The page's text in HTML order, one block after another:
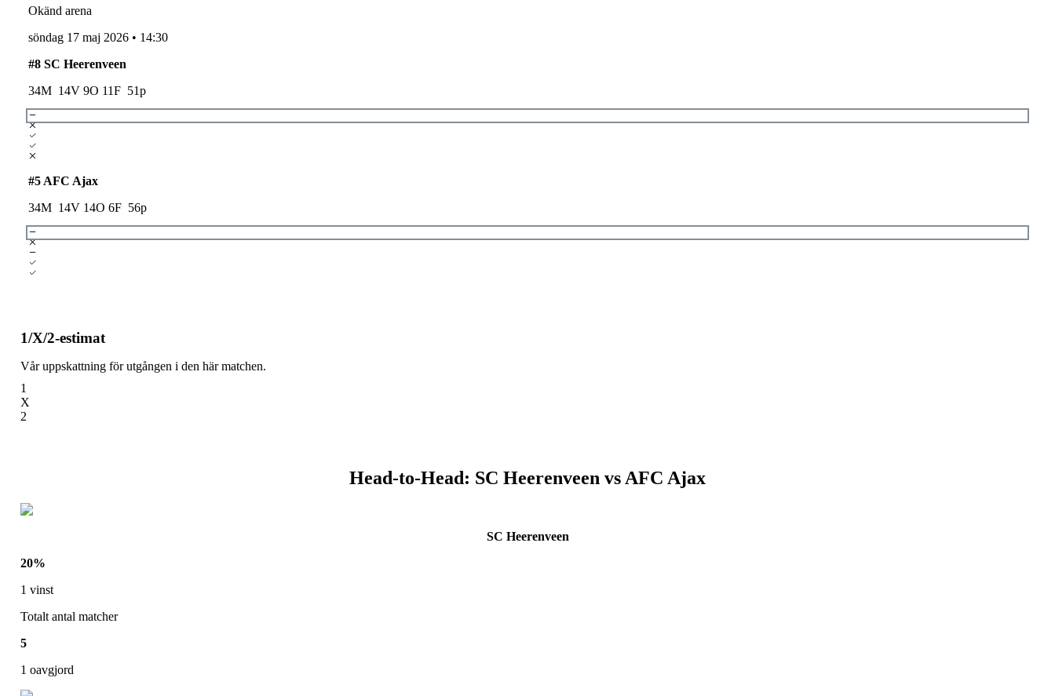
Okänd arena
söndag 17 maj 2026 • 14:30
#8 SC Heerenveen
34M 14V 9O 11F 51p
#5 AFC Ajax
34M 14V 14O 6F 56p
1/X/2-estimat
Vår uppskattning för utgången i den här matchen.
1
X
2
Head-to-Head: SC Heerenveen vs AFC Ajax
SC Heerenveen
20%
1 vinst
Totalt antal matcher
5
1 oavgjord